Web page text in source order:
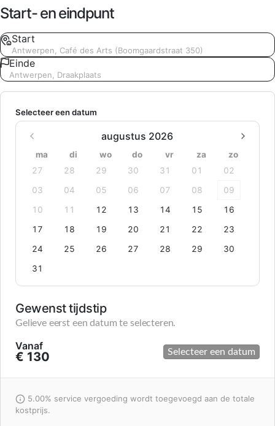
Start- en eindpunt
Start
Antwerpen, Café des Arts (Boomgaardstraat 350)
Einde
Antwerpen, Draakplaats
Selecteer een datum
augustus 2026
ma di wo do vr za
zo
27
28 29 30 31 01
02
03
04 05 06 07 08
09
10
11 12 13 14 15
16
17
18 19 20 21 22
23
24
25 26 27 28 29
30
31
Gewenst tijdstip
Gelieve eerst een datum te selecteren.
Vanaf
€ 130 Selecteer een datum
5.00% service vergoeding wordt toegevoegd aan de totale
kostprijs.